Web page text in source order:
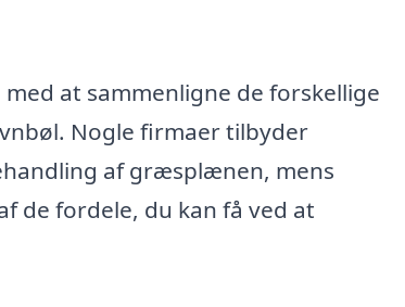
at sammenligne de forskellige
Nogle firmaer tilbyder
af græsplænen, mens
de fordele, du kan få ved at